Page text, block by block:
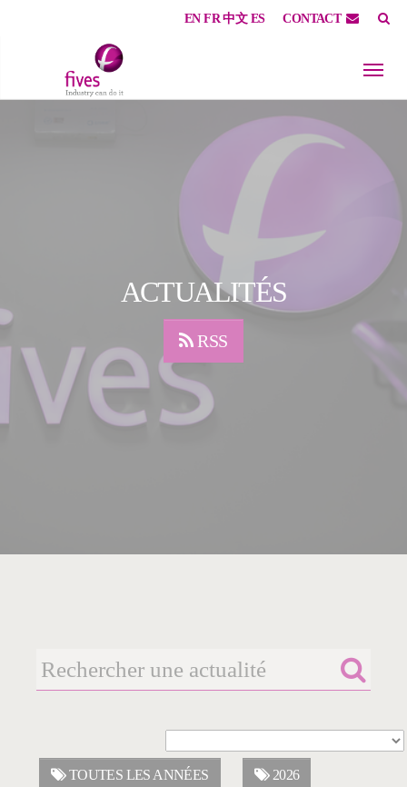
EN FR 中文 ES CONTACT
ACTUALITÉS
RSS
TOUTES LES ANNÉES 2026